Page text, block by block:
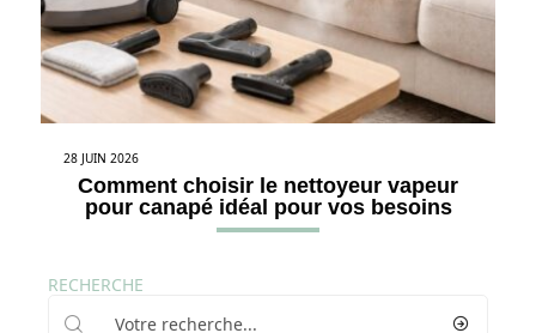
28 JUIN 2026
Comment choisir le nettoyeur vapeur
pour canapé idéal pour vos besoins
RECHERCHE